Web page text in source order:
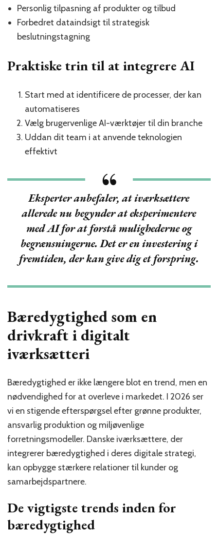
Personlig tilpasning af produkter og tilbud
Forbedret dataindsigt til strategisk
beslutningstagning
Praktiske trin til at integrere AI
Start med at identificere de processer, der kan
automatiseres
Vælg brugervenlige AI-værktøjer til din branche
Uddan dit team i at anvende teknologien
effektivt
Eksperter anbefaler, at iværksættere
allerede nu begynder at eksperimentere
med AI for at forstå mulighederne og
begrænsningerne. Det er en investering i
fremtiden, der kan give dig et forspring.
Bæredygtighed som en
drivkraft i digitalt
iværksætteri
Bæredygtighed er ikke længere blot en trend, men en
nødvendighed for at overleve i markedet. I 2026 ser
vi en stigende efterspørgsel efter grønne produkter,
ansvarlig produktion og miljøvenlige
forretningsmodeller. Danske iværksættere, der
integrerer bæredygtighed i deres digitale strategi,
kan opbygge stærkere relationer til kunder og
samarbejdspartnere.
De vigtigste trends inden for
bæredygtighed